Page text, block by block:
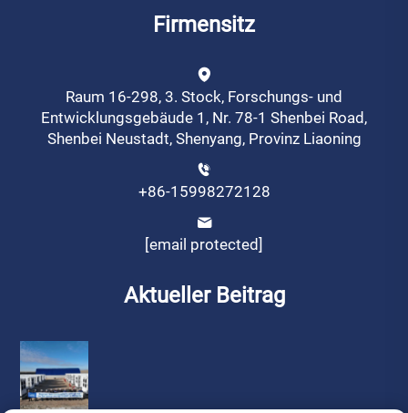
Firmensitz
Raum 16-298, 3. Stock, Forschungs- und
Entwicklungsgebäude 1, Nr. 78-1 Shenbei Road,
Shenbei Neustadt, Shenyang, Provinz Liaoning
+86-15998272128
[email protected]
Aktueller Beitrag